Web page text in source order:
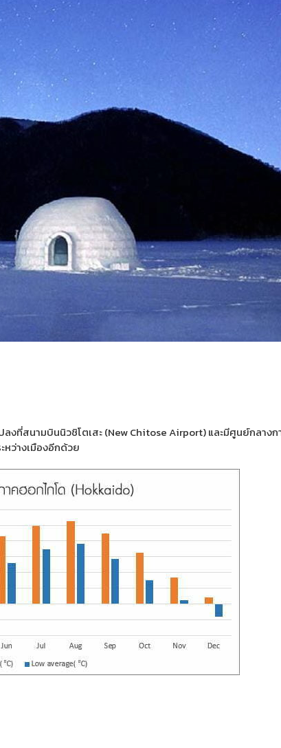
ที่สนามบินนิวชิโตเสะ (New Chitose Airport) และมีศูนย์กลาง
ว่างเมืองอีกด้วย